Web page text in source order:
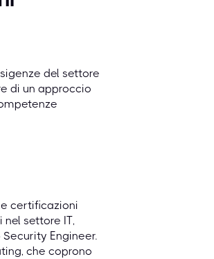
del settore
di un approccio
certificazioni
settore IT,
Engineer.
che coprono